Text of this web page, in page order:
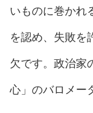
いものに巻かれ
を認め、失敗を
欠です。政治家
心」のバロメー